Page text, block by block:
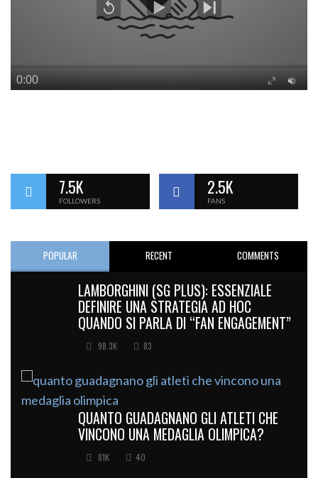
7.5K
FOLLOWERS
2.5K
FANS
POPULAR RECENT COMMENTS
LAMBORGHINI (SG PLUS): ESSENZIALE
DEFINIRE UNA STRATEGIA AD HOC
QUANDO SI PARLA DI “FAN ENGAGEMENT”
98.3K 83
QUANTO GUADAGNANO GLI ATLETI CHE
VINCONO UNA MEDAGLIA OLIMPICA?
81K 40